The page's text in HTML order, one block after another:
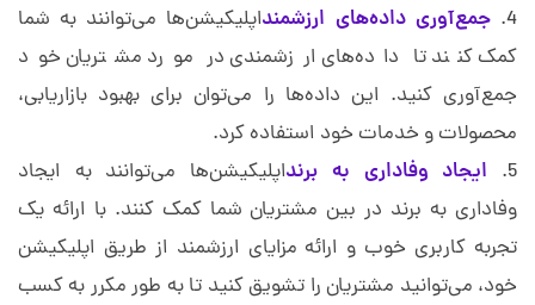
جمع‌آوری داده‌های ارزشمنداپلیکیشن‌ها می‌توانند به شما
کمک کنند تا داده‌های ارزشمندی در مورد مشتریان خود
جمع‌آوری کنید. این داده‌ها را می‌توان برای بهبود بازاریابی،
محصولات و خدمات خود استفاده کرد.
ایجاد وفاداری به برنداپلیکیشن‌ها می‌توانند به ایجاد
وفاداری به برند در بین مشتریان شما کمک کنند. با ارائه یک
تجربه کاربری خوب و ارائه مزایای ارزشمند از طریق اپلیکیشن
خود، می‌توانید مشتریان را تشویق کنید تا به طور مکرر به کسب